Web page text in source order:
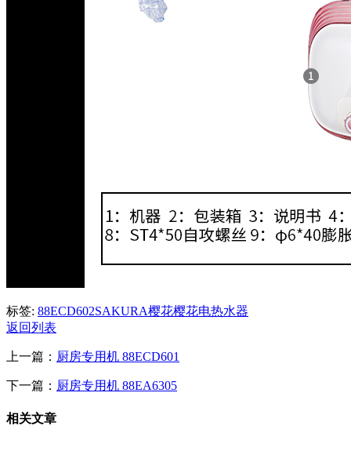
标签: 88ECD602SAKURA樱花樱花电热水器
返回列表
上一篇： 厨房专用机 88ECD601
下一篇： 厨房专用机 88EA6305
相关文章